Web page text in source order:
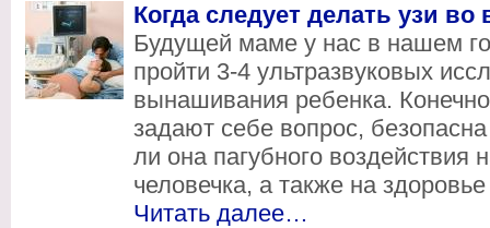
Когда следует делать узи
Будущей маме у нас в нашем
пройти 3-4 ультразвуковых
вынашивания ребенка.
задают себе вопрос,
ли она пагубного воздействия
человечка, а также на
Читать далее…